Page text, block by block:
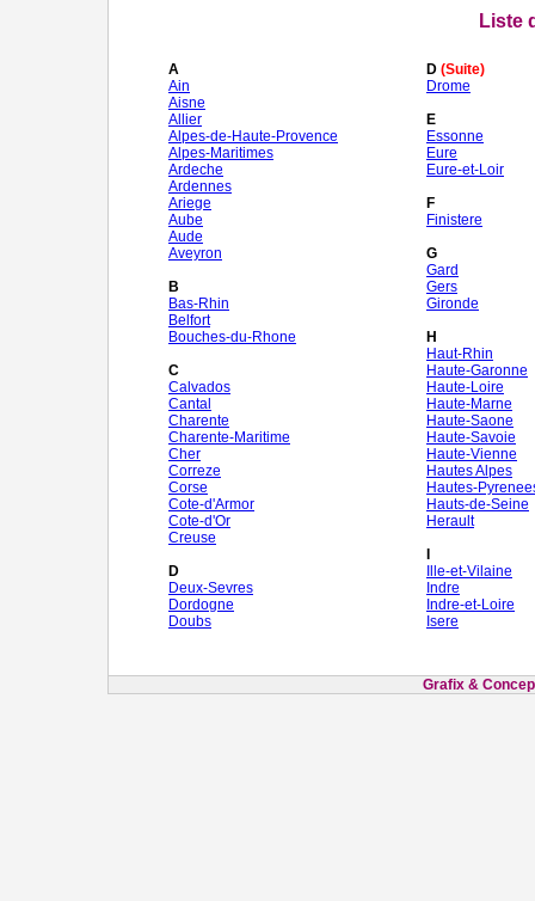
Liste
A
Ain
Aisne
Allier
Alpes-de-Haute-Provence
Alpes-Maritimes
Ardeche
Ardennes
Ariege
Aube
Aude
Aveyron
B
Bas-Rhin
Belfort
Bouches-du-Rhone
C
Calvados
Cantal
Charente
Charente-Maritime
Cher
Correze
Corse
Cote-d'Armor
Cote-d'Or
Creuse
D
Deux-Sevres
Dordogne
Doubs
D (Suite)
Drome
E
Essonne
Eure
Eure-et-Loir
F
Finistere
G
Gard
Gers
Gironde
H
Haut-Rhin
Haute-Garonne
Haute-Loire
Haute-Marne
Haute-Saone
Haute-Savoie
Haute-Vienne
Hautes Alpes
Hautes-
Hauts-de-Seine
Herault
Ille-et-Vilaine
Indre
Indre-et-Loire
Isere
Grafix &